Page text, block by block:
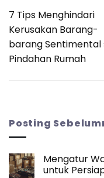
7 Tips Menghindari
Kerusakan Barang-
barang Sentimental
Pindahan Rumah
Posting
Mengatur
untuk